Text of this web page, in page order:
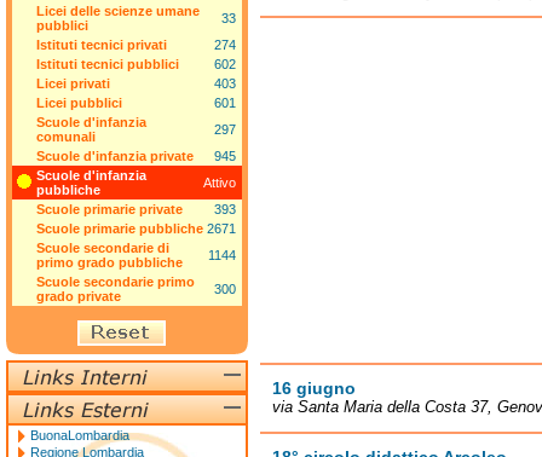
16 giugno
via Santa Maria della Costa 37,
Licei delle scienze umane
pubblici
33
Istituti tecnici privati
274
Istituti tecnici pubblici
602
Licei privati
403
Licei pubblici
601
Scuole d'infanzia
comunali
297
Scuole d'infanzia private
945
Scuole d'infanzia
pubbliche
Attivo
Scuole primarie private
393
Scuole primarie pubbliche 2671
Scuole secondarie di
primo grado pubbliche
1144
Scuole secondarie primo
grado private
300
BuonaLombardia
Regione Lombardia